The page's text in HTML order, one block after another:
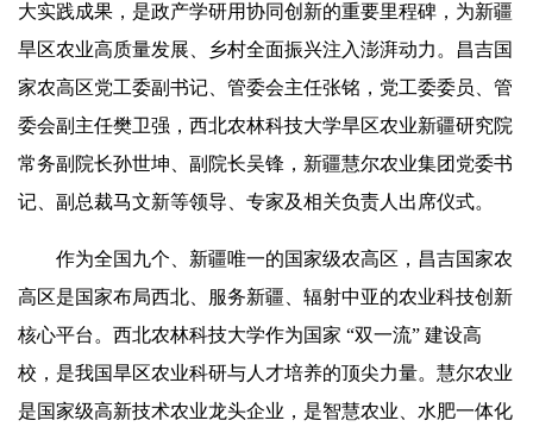
大实践成果，是政产学研用协同创新的重要里程碑，为新疆
旱区农业高质量发展、乡村全面振兴注入澎湃动力。昌吉国
家农高区党工委副书记、管委会主任张铭，党工委委员、管
委会副主任樊卫强，西北农林科技大学旱区农业新疆研究院
常务副院长孙世坤、副院长吴锋，新疆慧尔农业集团党委书
记、副总裁马文新等领导、专家及相关负责人出席仪式。
作为全国九个、新疆唯一的国家级农高区，昌吉国家农
高区是国家布局西北、服务新疆、辐射中亚的农业科技创新
核心平台。西北农林科技大学作为国家 “双一流” 建设高
校，是我国旱区农业科研与人才培养的顶尖力量。慧尔农业
是国家级高新技术农业龙头企业，是智慧农业、水肥一体化